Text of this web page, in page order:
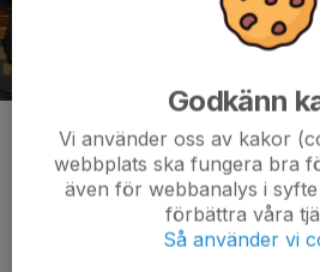
Kommentarer
Godkänn
Vi använder oss av kakor
webbplats ska fungera bra
även för webbanalys i
förbättra våra
Så använder vi